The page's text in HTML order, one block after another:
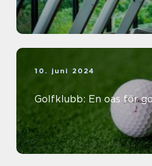
10. juni 2024
Golfklubb: En oas för